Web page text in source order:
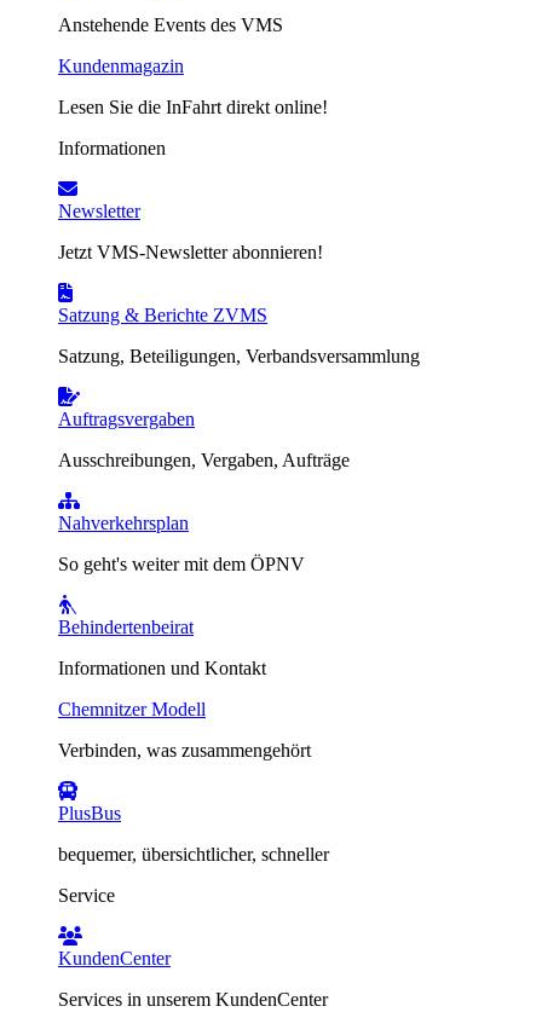
Anstehende Events des VMS
Kundenmagazin
Lesen Sie die InFahrt direkt online!
Informationen
Newsletter
Jetzt VMS-Newsletter abonnieren!
Satzung & Berichte ZVMS
Satzung, Beteiligungen, Verbandsversammlung
Auftragsvergaben
Ausschreibungen, Vergaben, Aufträge
Nahverkehrsplan
So geht's weiter mit dem ÖPNV
Behindertenbeirat
Informationen und Kontakt
Chemnitzer Modell
Verbinden, was zusammengehört
PlusBus
bequemer, übersichtlicher, schneller
Service
KundenCenter
Services in unserem KundenCenter